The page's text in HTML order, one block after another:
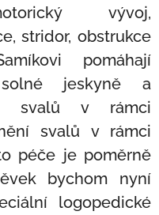
vývoj,
stridor, obstrukce
pomáhají
jeskyně a
svalů v rámci
svalů v rámci
péče je poměrně
bychom nyní
logopedické